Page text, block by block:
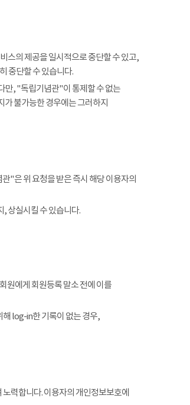
스의 제공을 일시적으로 중단할 수 있고,
중단할 수 있습니다.
만, "독립기념관"이 통제할 수 없는
가 불가능한 경우에는 그러하지
"은 위 요청을 받은 즉시 해당 이용자의
상실시킬 수 있습니다.
원에게 회원등록 말소 전에 이를
log-in한 기록이 없는 경우,
력합니다. 이용자의 개인정보보호에